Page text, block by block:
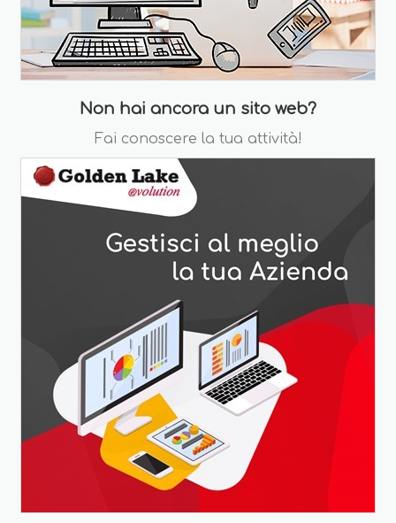
Non hai ancora un sito web?
Fai conoscere la tua attività!